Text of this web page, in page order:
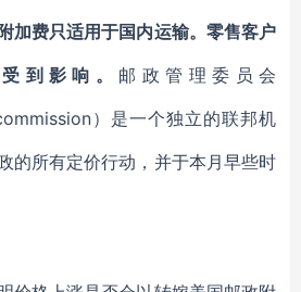
附加费只适用于国内运输。零售客户
到影响。 邮政管理委员会
）是一个独立的联邦机
的所有定价行动，并于本月早些时